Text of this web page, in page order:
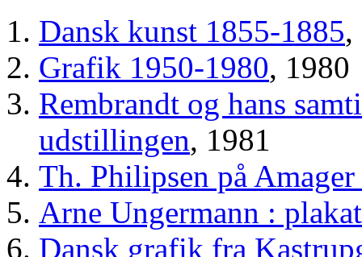
Dansk kunst 1855-1885,
Grafik 1950-1980, 1980
Rembrandt og hans
udstillingen, 1981
Th. Philipsen på
Arne Ungermann :
Dansk grafik fra